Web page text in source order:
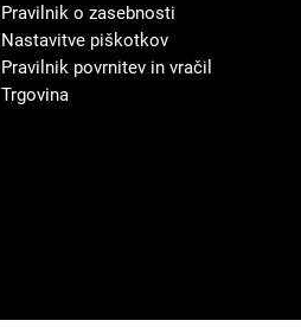
Pravilnik o zasebnosti
Nastavitve piškotkov
Pravilnik povrnitev in vračil
Trgovina